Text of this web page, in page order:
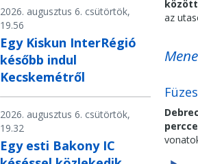
2026. augusztus 6. csütörtök,
19.56
Egy Kiskun InterRégió
később indul
Kecskemétről
2026. augusztus 6. csütörtök,
19.32
Egy esti Bakony IC
között
az